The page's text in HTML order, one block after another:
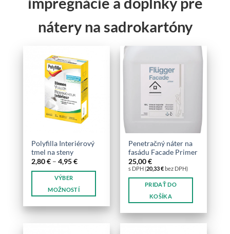
môžete
vybrať
nátery na sadrokartóny
Polyfilla Interiérový
tmel na steny
2,80€ – 4,95€Price
2,80 €
4,95 €
VÝBER
MOŽNOSTÍ
produkt
Penetračný náter na
fasádu Facade Primer
25,00€
s DPH (20,33€ bez DPH)
PRIDAŤ DO
KOŠÍKA